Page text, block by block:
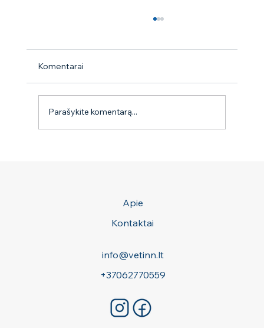
Komentarai
Parašykite komentarą...
Apie
Kontaktai
info@vetinn.lt
+37062770559